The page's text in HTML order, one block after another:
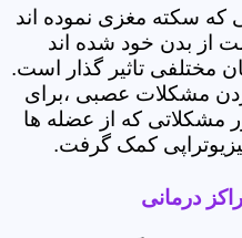
که سکته مغزی نموده اند
از بدن خود شده اند
مختلفی تاثیر گذار است.
مشکلات عصبی ،برای
که از عضله ها
کمک گرفت.
درمانی